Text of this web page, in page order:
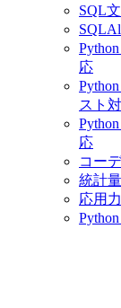
SQL
応
スト
応
コー
統計
応用